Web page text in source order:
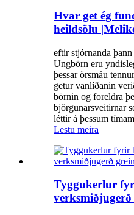
Hvar get ég
heildsölu
eftir stjórnanda
Ungbörn eru
þessar örsmáu
getur vanlíðanin
börnin og foreldra
björgunarsveitirnar
léttir á þessum
Lestu meira
Tyggukerlur